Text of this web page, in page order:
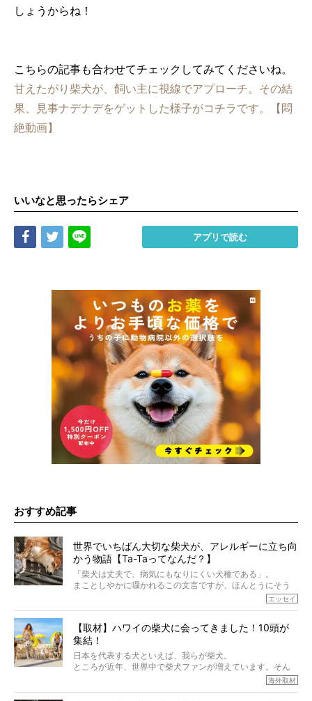
しょうからね！
こちらの記事も合わせてチェックしてみてくださいね。
甘えたがり柴犬が、飼い主に視線でアプローチ。その結
果、見事ナデナデをゲットした様子がコチラです。【悶
絶動画】
いいなと思ったらシェア
Share Tweet アプリで読む
おすすめ記事
世界でいちばん大切な柴犬が、アレルギーに立ち向
かう物語【Ta-Taってなんだ？】
「柴犬は丈夫で、病気にもなりにくい犬種である」。
まことしやかに囁かれるこの文言ですが、ほんとうにそう
でも、いざそれぞれの個体を見ていくと、丈夫で病気にも
なりにくい、とは言えないような気もするのです。
実際に「病気にならない」などということはないし、飼い
主はそのためにやるべきことがある。
今回は、柴犬に関わる方たちすべてに読んで欲しい、ある
エッセイ
【取材】ハワイの柴犬に会ってきました！10頭が
集結！
日本を代表する犬といえば、我らが柴犬。
ところが近年、世界中で柴犬ファンが増えています。そん
な中「柴犬ライフ」が目をつけたのは、南の楽園ハワイ。
海外取材